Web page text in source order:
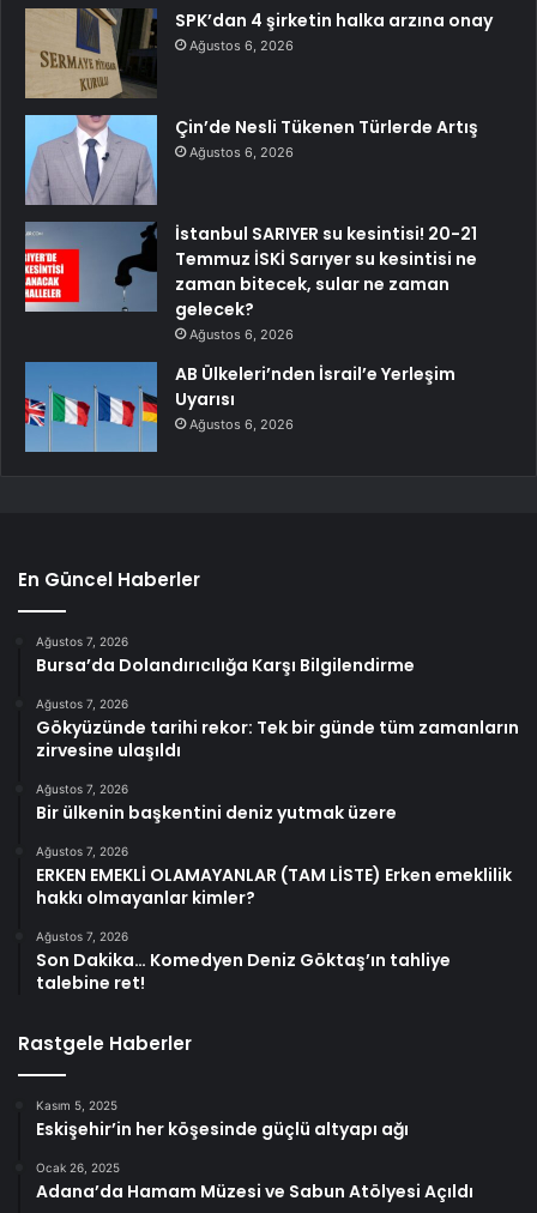
SPK’dan 4 şirketin halka arzına onay
Ağustos 6, 2026
Çin’de Nesli Tükenen Türlerde Artış
Ağustos 6, 2026
İstanbul SARIYER su kesintisi! 20-21
Temmuz İSKİ Sarıyer su kesintisi ne
zaman bitecek, sular ne zaman
gelecek?
Ağustos 6, 2026
AB Ülkeleri’nden İsrail’e Yerleşim
Uyarısı
Ağustos 6, 2026
En Güncel Haberler
Ağustos 7, 2026
Bursa’da Dolandırıcılığa Karşı Bilgilendirme
Ağustos 7, 2026
Gökyüzünde tarihi rekor: Tek bir günde tüm zamanların
zirvesine ulaşıldı
Ağustos 7, 2026
Bir ülkenin başkentini deniz yutmak üzere
Ağustos 7, 2026
ERKEN EMEKLİ OLAMAYANLAR (TAM LİSTE) Erken emeklilik
hakkı olmayanlar kimler?
Ağustos 7, 2026
Son Dakika… Komedyen Deniz Göktaş’ın tahliye
talebine ret!
Rastgele Haberler
Kasım 5, 2025
Eskişehir’in her köşesinde güçlü altyapı ağı
Ocak 26, 2025
Adana’da Hamam Müzesi ve Sabun Atölyesi Açıldı